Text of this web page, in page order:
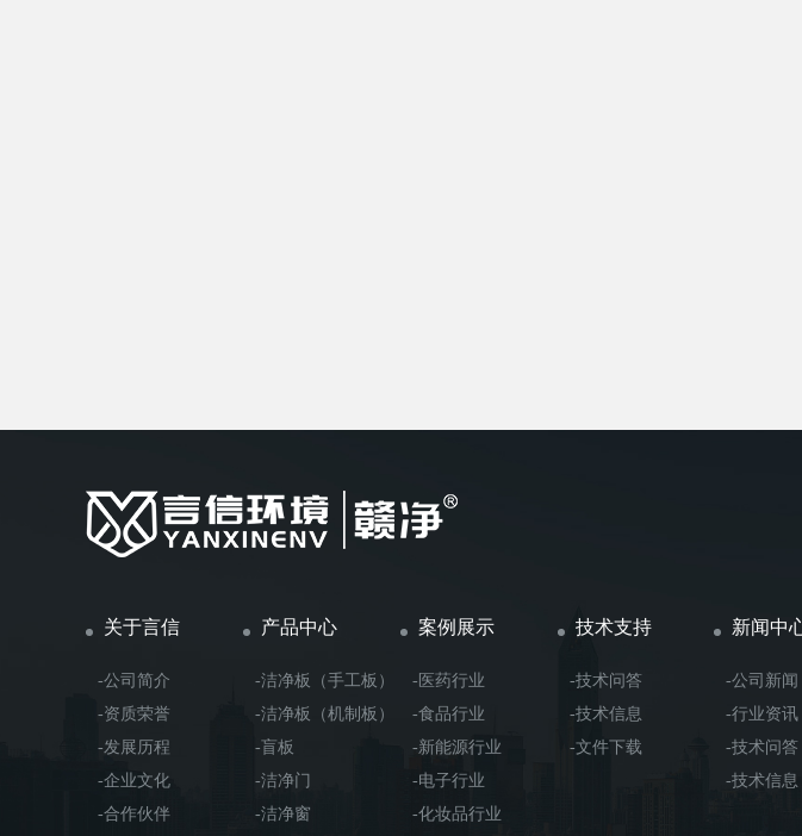
关于言信
-公司简介
-资质荣誉
-发展历程
-企业文化
-合作伙伴
产品中心
-洁净板（手工板）
-洁净板（机制板）
-盲板
-洁净门
-洁净窗
案例展示
-医药行业
-食品行业
-新能源行业
-电子行业
-化妆品行业
技术支持
-技术问答
-技术信息
-文件下载
新闻中
-公司新闻
-行业资讯
-技术问答
-技术信息